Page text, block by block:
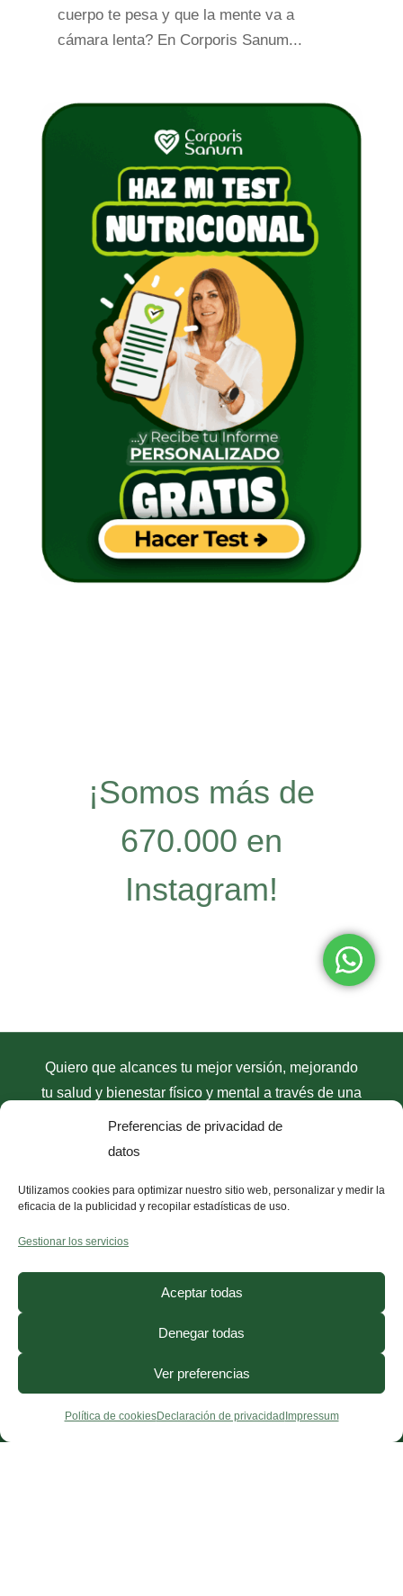
Preferencias de privacidad de
datos
Utilizamos cookies para optimizar nuestro sitio web, personalizar y medir la
eficacia de la publicidad y recopilar estadísticas de uso.
Gestionar los servicios
Aceptar todas
Denegar todas
Ver preferencias
Política de cookiesDeclaración de privacidad Impressum
cuerpo te pesa y que la mente va a
cámara lenta? En Corporis Sanum...
¡Somos más de
670.000 en
Instagram!
Quiero que alcances tu mejor versión, mejorando
tu salud y bienestar físico y mental a través de una
dieta antiinflamatoria
con mi método
antiinflamatorio D.R.A.C